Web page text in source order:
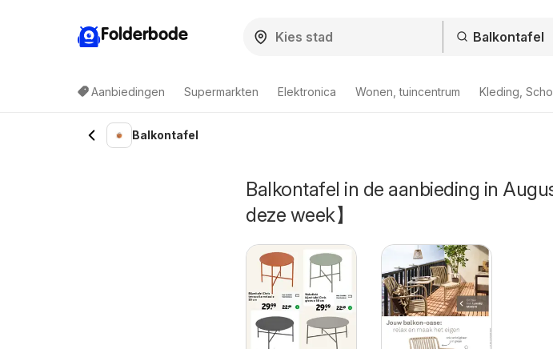
Folderbode
Aanbiedingen Supermarkten Elektronica Wonen, tuincentrum Kleding,
Balkontafel
Balkontafel in de aanbieding in
deze week】